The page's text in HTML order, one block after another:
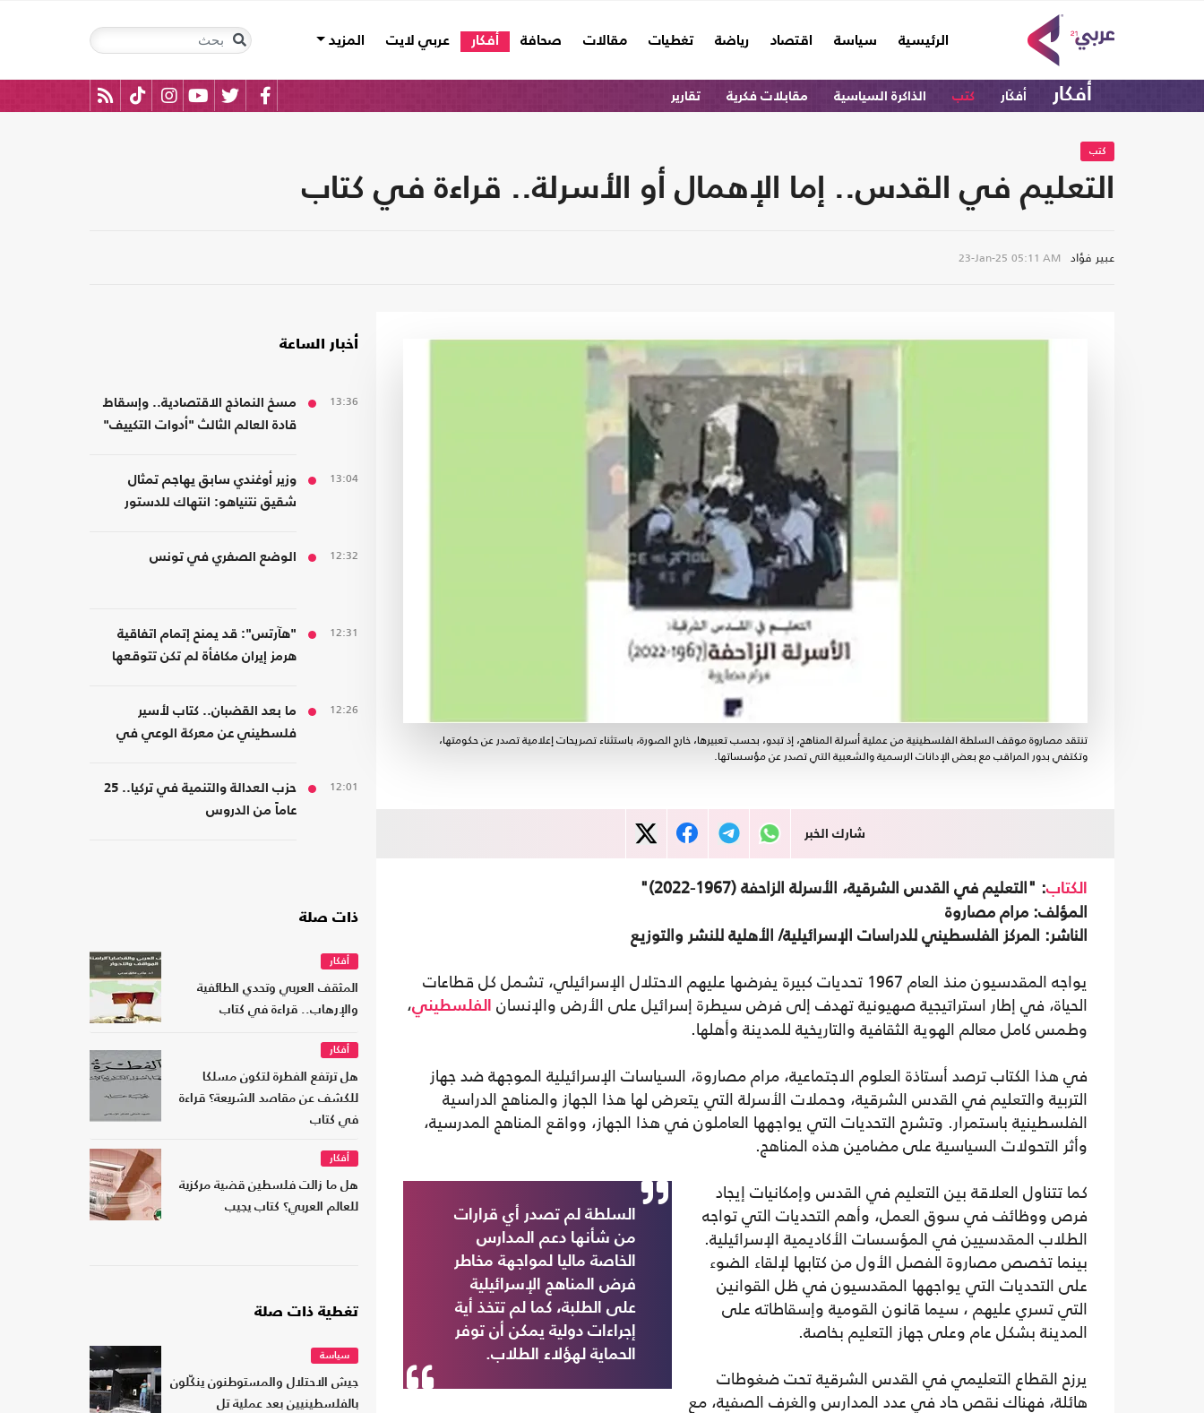
الرئيسية
(current) سياسة اقتصاد رياضة تغطيات مقالات صحافة أفكار عربي لايت المزيد
أفكار أفكَار كتب الذاكرة السياسية مقابلات فكرية تقارير
كتب
التعليم في القدس.. إما الإهمال أو الأسرلة.. قراءة في كتاب
عبير فؤاد 23-Jan-25 05:11 AM
تنتقد مصاروة موقف السلطة الفلسطينية من عملية أسرلة المناهج، إذ تبدو، بحسب تعبيرها، خارج الصورة، باستثناء تصريحات إعلامية تصدر عن حكومتها،
وتكتفي بدور المراقب مع بعض الإدانات الرسمية والشعبية التي تصدر عن مؤسساتها.
شارك الخبر
الكتاب: "التعليم في القدس الشرقية، الأسرلة الزاحفة (1967-2022)"
المؤلف: مرام مصاروة
الناشر: المركز الفلسطيني للدراسات الإسرائيلية/ الأهلية للنشر والتوزيع
يواجه المقدسيون منذ العام 1967 تحديات كبيرة يفرضها عليهم الاحتلال الإسرائيلي، تشمل كل قطاعات
الحياة، في إطار استراتيجية صهيونية تهدف إلى فرض سيطرة إسرائيل على الأرض والإنسان
الفلسطيني،
وطمس كامل معالم الهوية الثقافية والتاريخية للمدينة وأهلها.
في هذا الكتاب ترصد أستاذة العلوم الاجتماعية، مرام مصاروة، السياسات الإسرائيلية الموجهة ضد جهاز
التربية والتعليم في القدس الشرقية، وحملات الأسرلة التي يتعرض لها هذا الجهاز والمناهج الدراسية
الفلسطينية باستمرار. وتشرح التحديات التي يواجهها العاملون في هذا الجهاز، وواقع المناهج المدرسية،
وأثر التحولات السياسية على مضامين هذه المناهج.
السلطة لم تصدر أي قرارات
من شأنها دعم المدارس
الخاصة ماليا لمواجهة مخاطر
فرض المناهج الإسرائيلية
على الطلبة، كما لم تتخذ أية
إجراءات دولية يمكن أن توفر
الحماية لهؤلاء الطلاب.
كما تتناول العلاقة بين التعليم في القدس وإمكانيات إيجاد
فرص ووظائف في سوق العمل، وأهم التحديات التي تواجه
الطلاب المقدسيين في المؤسسات الأكاديمية الإسرائيلية.
بينما تخصص مصاروة الفصل الأول من كتابها لإلقاء الضوء
على التحديات التي يواجهها المقدسيون في ظل القوانين
التي تسري عليهم ، سيما قانون القومية وإسقاطاته على
المدينة بشكل عام وعلى جهاز التعليم بخاصة.
يرزح القطاع التعليمي في القدس الشرقية تحت ضغوطات
هائلة، فهناك نقص حاد في عدد المدارس والغرف الصفية، مع
أخبار الساعة
13:36
مسخ النماذج الاقتصادية.. وإسقاط
قادة العالم الثالث "أدوات التكييف"
13:04
وزير أوغندي سابق يهاجم تمثال
شقيق نتنياهو: انتهاك للدستور
12:32 الوضع الصفري في تونس
12:31
"هآرتس": قد يمنح إتمام اتفاقية
هرمز إيران مكافأة لم تكن تتوقعها
12:26
ما بعد القضبان.. كتاب لأسير
فلسطيني عن معركة الوعي في
12:01
حزب العدالة والتنمية في تركيا.. 25
عاماً من الدروس
ذات صلة
أفكار
المثقف العربي وتحدي الطائفية
والإرهاب.. قراءة في كتاب
أفكار
هل ترتفع الفطرة لتكون مسلكا
للكشف عن مقاصد الشريعة؟ قراءة
في كتاب
أفكار
هل ما زالت فلسطين قضية مركزية
للعالم العربي؟ كتاب يجيب
تغطية ذات صلة
سياسة
جيش الاحتلال والمستوطنون ينكّلون
بالفلسطينيين بعد عملية تل